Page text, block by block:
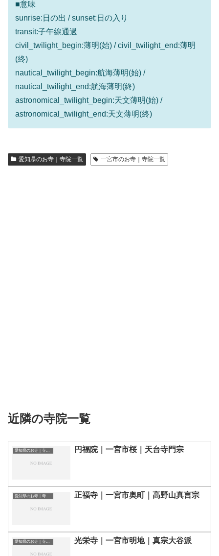
■意味
sunrise:日の出 / sunset:日の入り
transit:子午線通過
civil_twilight_begin:薄明(始) / civil_twilight_end:薄明
(終)
nautical_twilight_begin:航海薄明(始) /
nautical_twilight_end:航海薄明(終)
astronomical_twilight_begin:天文薄明(始) /
astronomical_twilight_end:天文薄明(終)
愛知県のお寺｜寺院一覧 一宮市のお寺｜寺院一覧
近隣の寺院一覧
愛知県のお寺｜寺院一覧 円福院｜一宮市桜｜天台寺門宗
愛知県のお寺｜寺院一覧 正福寺｜一宮市奥町｜高野山真言宗
愛知県のお寺｜寺院一覧 光栄寺｜一宮市明地｜真宗大谷派